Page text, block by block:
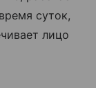
суток,
лицо